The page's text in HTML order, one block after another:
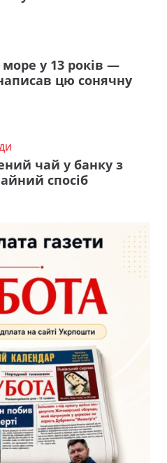
у 13 років —
цю сонячну
чай у банку з
спосіб